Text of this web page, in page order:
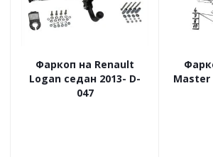
Фаркоп на Renault
Logan седан 2013- D-
047
Master